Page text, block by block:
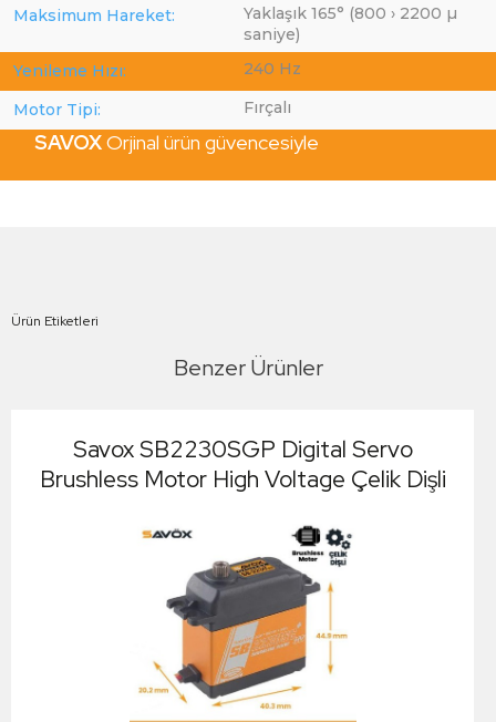
Maksimum Hareket:
Yaklaşık 165° (800 › 2200 µ
saniye)
Yenileme Hızı:
240 Hz
Motor Tipi: Fırçalı
SAVOXOrjinal ürün güvencesiyle
Ürün Etiketleri
Benzer Ürünler
Savox SB2230SGP Digital Servo
Brushless Motor High Voltage Çelik Dişli